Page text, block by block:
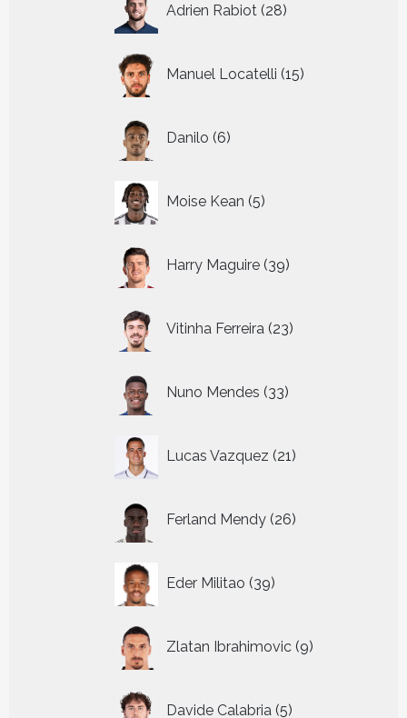
Adrien Rabiot 28
producten
Manuel Locatelli 15
producten
Danilo 6
producten
Moise Kean 5
producten
Harry Maguire 39
producten
Vitinha Ferreira 23
producten
Nuno Mendes 33
producten
Lucas Vazquez 21
producten
Ferland Mendy 26
producten
Eder Militao 39
producten
Zlatan Ibrahimovic 9
producten
Davide Calabria 5